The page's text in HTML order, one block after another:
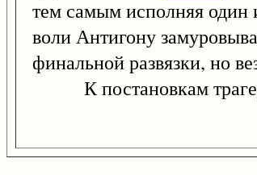
тем самым исполняя один
воли Антигону
финальной развязки, но
К постановкам